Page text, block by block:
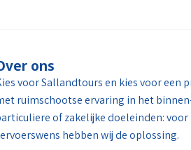
ons
voor Sallandtours en kies voor een
ruimschootse ervaring in het
of zakelijke doeleinden:
hebben wij de oplossing.